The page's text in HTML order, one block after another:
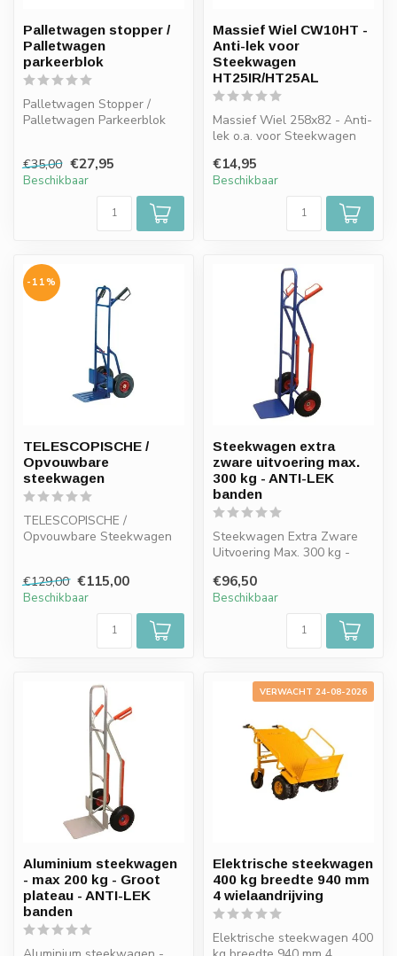
Palletwagen stopper /
Palletwagen
parkeerblok
Palletwagen Stopper /
Palletwagen Parkeerblok
€35,00 €27,95
Beschikbaar
Massief Wiel CW10HT -
Anti-lek voor
Steekwagen
HT25IR/HT25AL
Massief Wiel 258x82 - Anti-
lek o.a. voor Steekwagen
€14,95
Beschikbaar
-11%
TELESCOPISCHE /
Opvouwbare
steekwagen
TELESCOPISCHE /
Opvouwbare Steekwagen
€129,00 €115,00
Beschikbaar
Steekwagen extra
zware uitvoering max.
300 kg - ANTI-LEK
banden
Steekwagen Extra Zware
Uitvoering Max. 300 kg -
€96,50
Beschikbaar
Aluminium steekwagen
- max 200 kg - Groot
plateau - ANTI-LEK
banden
VERWACHT 24-08-2026
Elektrische steekwagen
400 kg breedte 940 mm
4 wielaandrijving
Elektrische steekwagen 400